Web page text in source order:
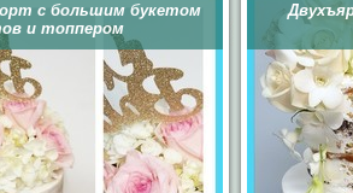
с большим букетом
и топпером